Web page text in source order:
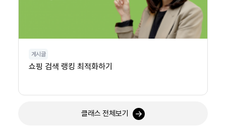
게시글
쇼핑 검색 랭킹 최적화하기
클래스 전체보기